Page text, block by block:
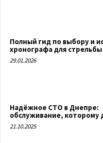
Полный гид по выбору и
хронографа для стрельбы
29.01.2026
Надёжное СТО в Днепре:
обслуживание, которому
21.10.2025